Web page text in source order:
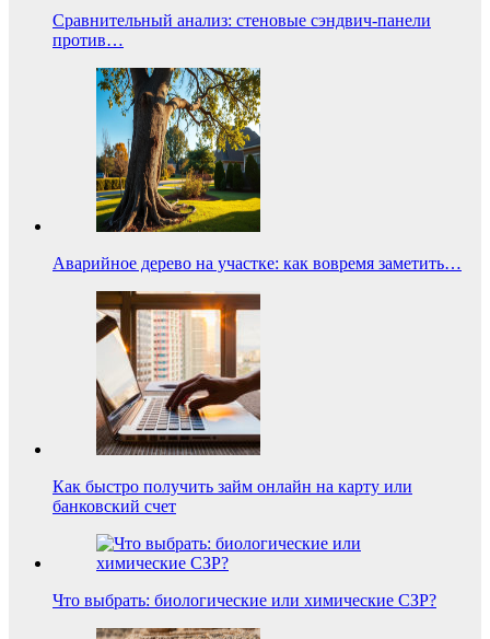
Сравнительный анализ: стеновые сэндвич-панели
против…
Аварийное дерево на участке: как вовремя заметить…
Как быстро получить займ онлайн на карту или
банковский счет
Что выбрать: биологические или химические СЗР?